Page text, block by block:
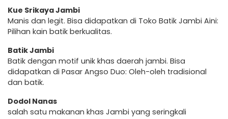
Kue Srikaya Jambi
Manis dan legit. Bisa didapatkan di Toko Batik Jambi Aini:
Pilihan kain batik berkualitas.
Batik Jambi
Batik dengan motif unik khas daerah jambi. Bisa
didapatkan di Pasar Angso Duo: Oleh-oleh tradisional
dan batik.
Dodol Nanas
salah satu makanan khas Jambi yang seringkali